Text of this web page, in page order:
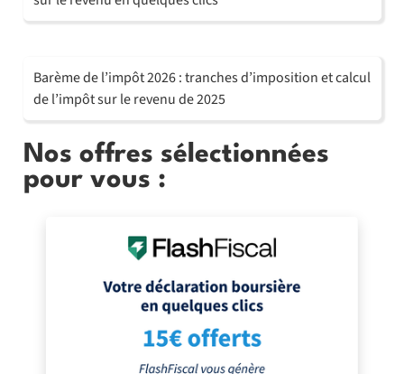
Barème de l’impôt 2026 : tranches d’imposition et calcul
de l’impôt sur le revenu de 2025
Nos offres sélectionnées
pour vous :